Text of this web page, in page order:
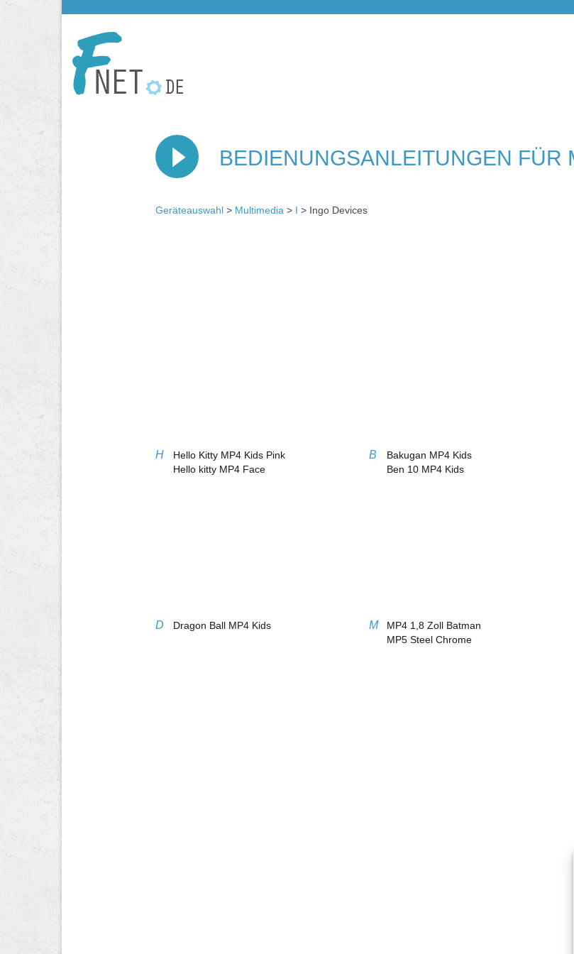
BEDIENUNGSANLEITUNGEN FÜR
Geräteauswahl > Multimedia > I > Ingo Devices
H
Hello Kitty MP4 Kids Pink
Hello kitty MP4 Face
B
Bakugan MP4 Kids
Ben 10 MP4 Kids
D Dragon Ball MP4 Kids M
MP4 1,8 Zoll Batman
MP5 Steel Chrome